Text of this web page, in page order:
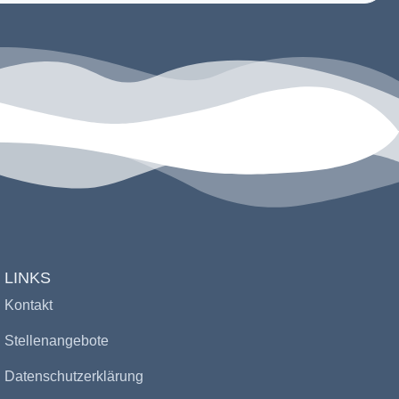
LINKS
Kontakt
Stellenangebote
Datenschutzerklärung